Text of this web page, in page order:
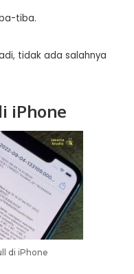
tiba.
tidak ada salahnya
iPhone
di iPhone